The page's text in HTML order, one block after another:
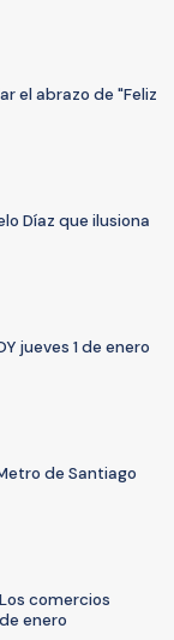
el abrazo de "Feliz
Díaz que ilusiona
jueves 1 de enero
de Santiago
comercios
enero